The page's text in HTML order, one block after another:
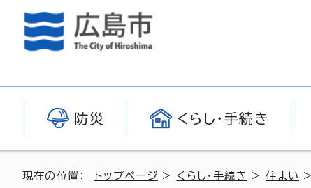
防災 くらし・手続き
現在の位置： トップページ > くらし・手続き >住まい